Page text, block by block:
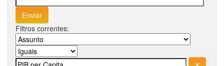
Filtros correntes: